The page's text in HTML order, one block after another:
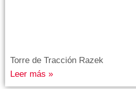
Torre de Tracción Razek
Leer más »